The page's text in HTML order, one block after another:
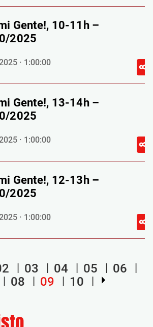
Gente!, 10-11h –
2025
· 1:00:00
Gente!, 13-14h –
2025
· 1:00:00
Gente!, 12-13h –
2025
· 1:00:00
03 04 05
06
08 09 10